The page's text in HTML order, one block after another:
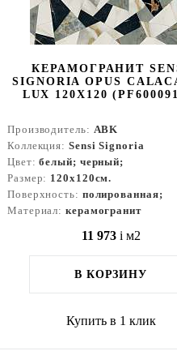
КЕРАМОГРАНИТ
SIGNORIA OPUS
LUX 120Х120
Производитель: ABK
Коллекция: Sensi Signoria
Цвет:белый; черный;
Размер: 120x120см.
Поверхность: полированная;
Материал: керамогранит
11 973 i м2
В КОРЗИНУ
Купить в 1 клик